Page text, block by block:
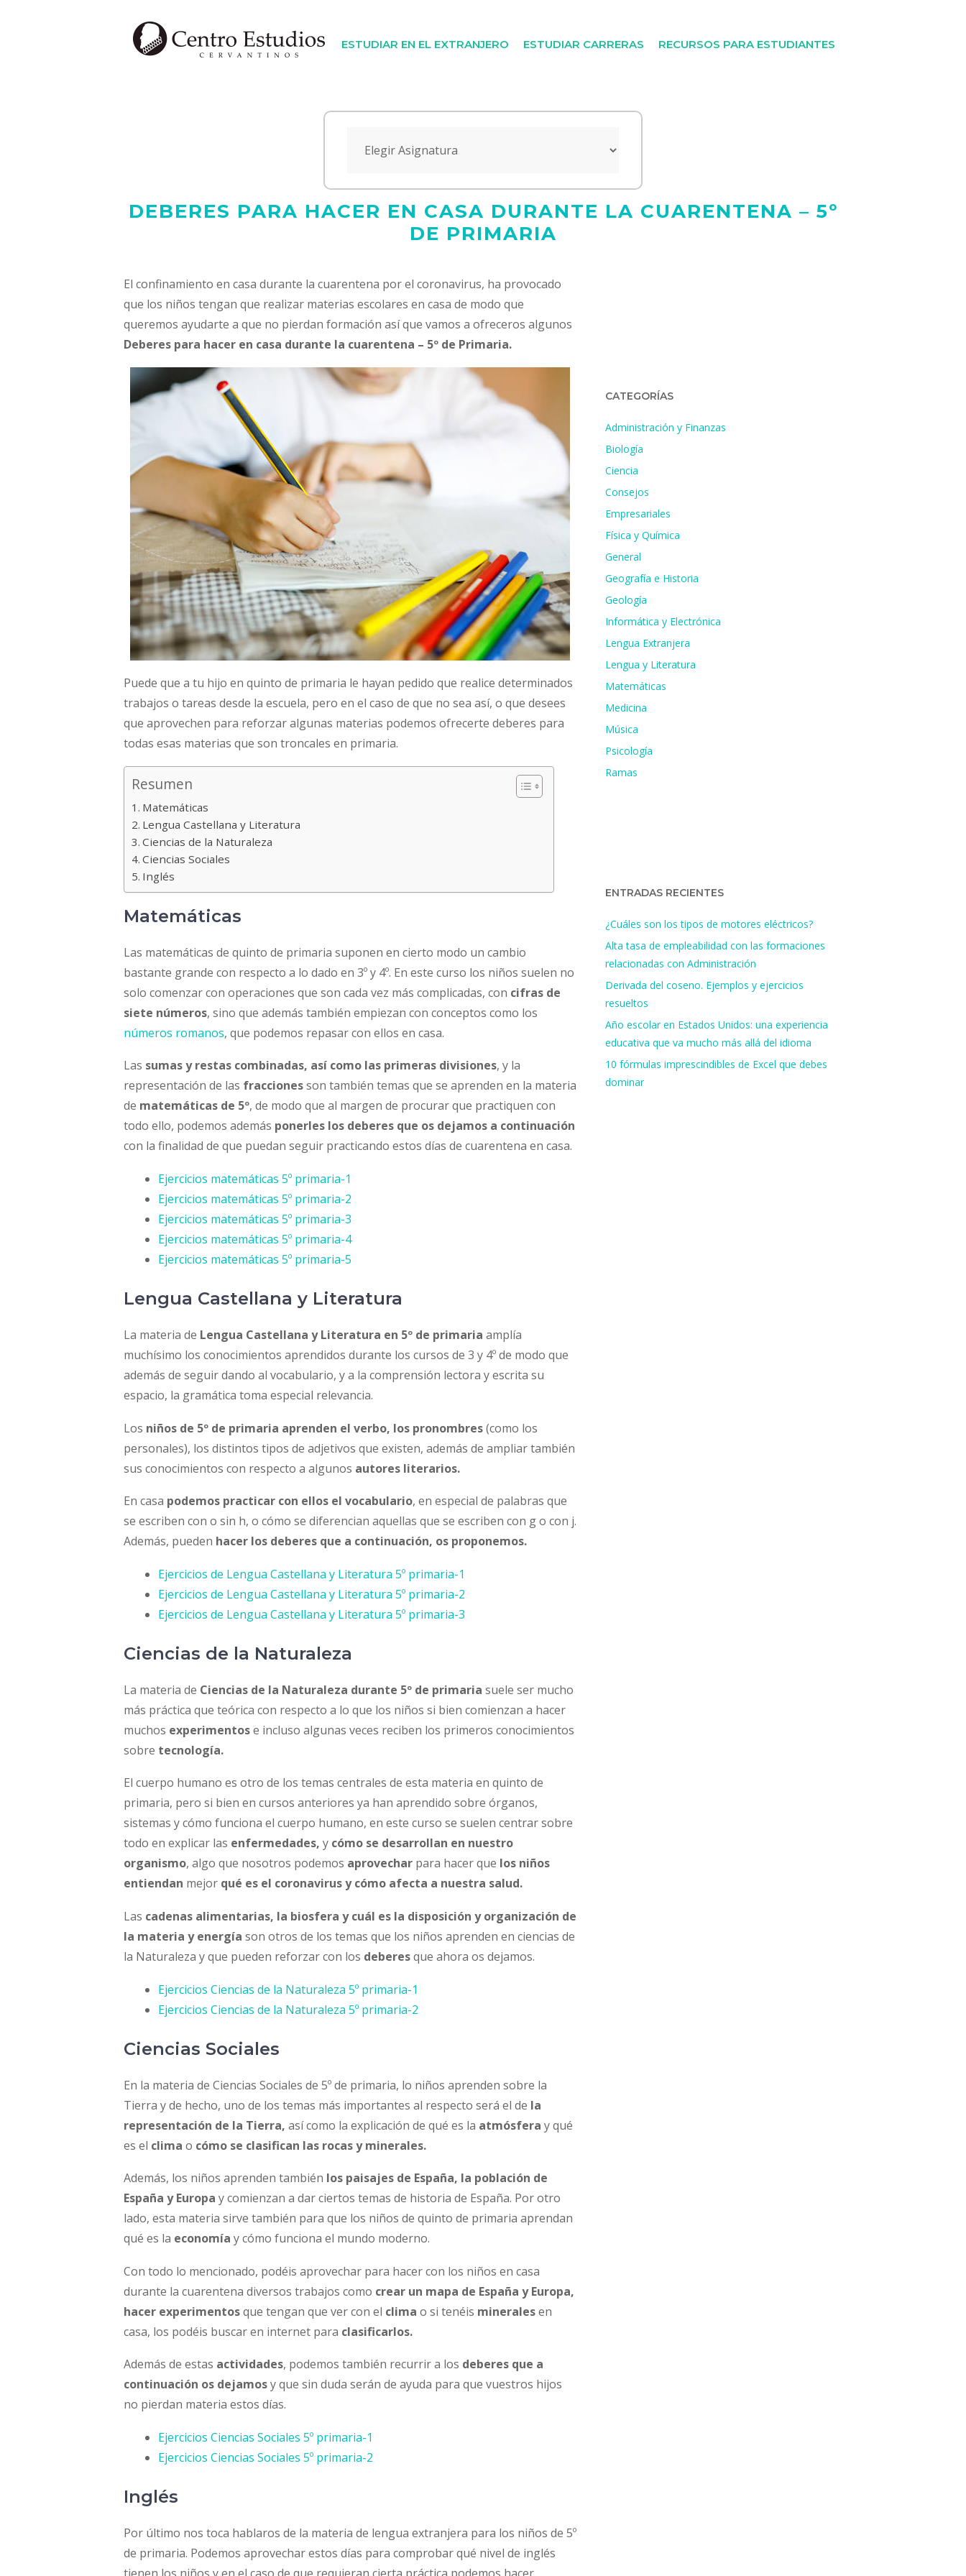
ESTUDIAR EN EL EXTRANJERO ESTUDIAR CARRERAS RECURSOS PARA ESTUDIANTES
DEBERES PARA HACER EN CASA DURANTE LA CUARENTENA – 5º
DE PRIMARIA
El confinamiento en casa durante la cuarentena por el coronavirus, ha provocado
que los niños tengan que realizar materias escolares en casa de modo que
queremos ayudarte a que no pierdan formación así que vamos a ofreceros algunos
Deberes para hacer en casa durante la cuarentena – 5º de Primaria.
Puede que a tu hijo en quinto de primaria le hayan pedido que realice determinados
trabajos o tareas desde la escuela, pero en el caso de que no sea así, o que desees
que aprovechen para reforzar algunas materias podemos ofrecerte deberes para
todas esas materias que son troncales en primaria.
Resumen
Matemáticas
Lengua Castellana y Literatura
Ciencias de la Naturaleza
Ciencias Sociales
Inglés
Matemáticas
Las matemáticas de quinto de primaria suponen en cierto modo un cambio
bastante grande con respecto a lo dado en 3º y 4º. En este curso los niños suelen no
solo comenzar con operaciones que son cada vez más complicadas, con cifras de
siete números, sino que además también empiezan con conceptos como los
números romanos, que podemos repasar con ellos en casa.
Las sumas y restas combinadas, así como las primeras divisiones, y la
representación de las fraccionesson también temas que se aprenden en la materia
de matemáticas de 5º, de modo que al margen de procurar que practiquen con
todo ello, podemos además ponerles los deberes que os dejamos a continuación
con la finalidad de que puedan seguir practicando estos días de cuarentena en casa.
Ejercicios matemáticas 5º primaria-1
Ejercicios matemáticas 5º primaria-2
Ejercicios matemáticas 5º primaria-3
Ejercicios matemáticas 5º primaria-4
Ejercicios matemáticas 5º primaria-5
Lengua Castellana y Literatura
La materia de Lengua Castellana y Literatura en 5º de primaria amplía
muchísimo los conocimientos aprendidos durante los cursos de 3 y 4º de modo que
además de seguir dando al vocabulario, y a la comprensión lectora y escrita su
espacio, la gramática toma especial relevancia.
Los niños de 5º de primaria aprenden el verbo, los pronombres(como los
personales), los distintos tipos de adjetivos que existen, además de ampliar también
sus conocimientos con respecto a algunos autores literarios.
En casa podemos practicar con ellos el vocabulario, en especial de palabras que
se escriben con o sin h, o cómo se diferencian aquellas que se escriben con g o con j.
Además, pueden hacer los deberes que a continuación, os proponemos.
Ejercicios de Lengua Castellana y Literatura 5º primaria-1
Ejercicios de Lengua Castellana y Literatura 5º primaria-2
Ejercicios de Lengua Castellana y Literatura 5º primaria-3
Ciencias de la Naturaleza
La materia de Ciencias de la Naturaleza durante 5º de primaria suele ser mucho
más práctica que teórica con respecto a lo que los niños si bien comienzan a hacer
muchos experimentose incluso algunas veces reciben los primeros conocimientos
sobre tecnología.
El cuerpo humano es otro de los temas centrales de esta materia en quinto de
primaria, pero si bien en cursos anteriores ya han aprendido sobre órganos,
sistemas y cómo funciona el cuerpo humano, en este curso se suelen centrar sobre
todo en explicar las enfermedades, y cómo se desarrollan en nuestro
organismo, algo que nosotros podemos aprovechar para hacer que los niños
entiendan mejor qué es el coronavirus y cómo afecta a nuestra salud.
Las cadenas alimentarias, la biosfera y cuál es la disposición y organización de
la materia y energía son otros de los temas que los niños aprenden en ciencias de
la Naturaleza y que pueden reforzar con los deberesque ahora os dejamos.
Ejercicios Ciencias de la Naturaleza 5º primaria-1
Ejercicios Ciencias de la Naturaleza 5º primaria-2
Ciencias Sociales
En la materia de Ciencias Sociales de 5º de primaria, lo niños aprenden sobre la
Tierra y de hecho, uno de los temas más importantes al respecto será el de la
representación de la Tierra, así como la explicación de qué es la atmósfera y qué
es el clima o cómo se clasifican las rocas y minerales.
Además, los niños aprenden también los paisajes de España, la población de
España y Europa y comienzan a dar ciertos temas de historia de España. Por otro
lado, esta materia sirve también para que los niños de quinto de primaria aprendan
qué es la economía y cómo funciona el mundo moderno.
Con todo lo mencionado, podéis aprovechar para hacer con los niños en casa
durante la cuarentena diversos trabajos como crear un mapa de España y Europa,
hacer experimentosque tengan que ver con el clima o si tenéis mineralesen
casa, los podéis buscar en internet para clasificarlos.
Además de estas actividades, podemos también recurrir a los deberes que a
continuación os dejamosy que sin duda serán de ayuda para que vuestros hijos
no pierdan materia estos días.
Ejercicios Ciencias Sociales 5º primaria-1
Ejercicios Ciencias Sociales 5º primaria-2
Inglés
Por último nos toca hablaros de la materia de lengua extranjera para los niños de 5º
de primaria. Podemos aprovechar estos días para comprobar qué nivel de inglés
CATEGORÍAS
Administración y Finanzas
Biología
Ciencia
Consejos
Empresariales
Física y Química
General
Geografía e Historia
Geología
Informática y Electrónica
Lengua Extranjera
Lengua y Literatura
Matemáticas
Medicina
Música
Psicología
Ramas
ENTRADAS RECIENTES
¿Cuáles son los tipos de motores eléctricos?
Alta tasa de empleabilidad con las formaciones
relacionadas con Administración
Derivada del coseno. Ejemplos y ejercicios
resueltos
Año escolar en Estados Unidos: una experiencia
educativa que va mucho más allá del idioma
10 fórmulas imprescindibles de Excel que debes
dominar